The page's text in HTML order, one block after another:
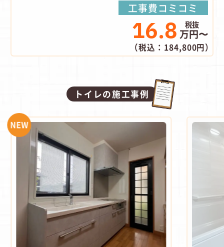
工事費コミコミ
16.8 万円〜
（税込：184,800円）
トイレの施工事例
NEW